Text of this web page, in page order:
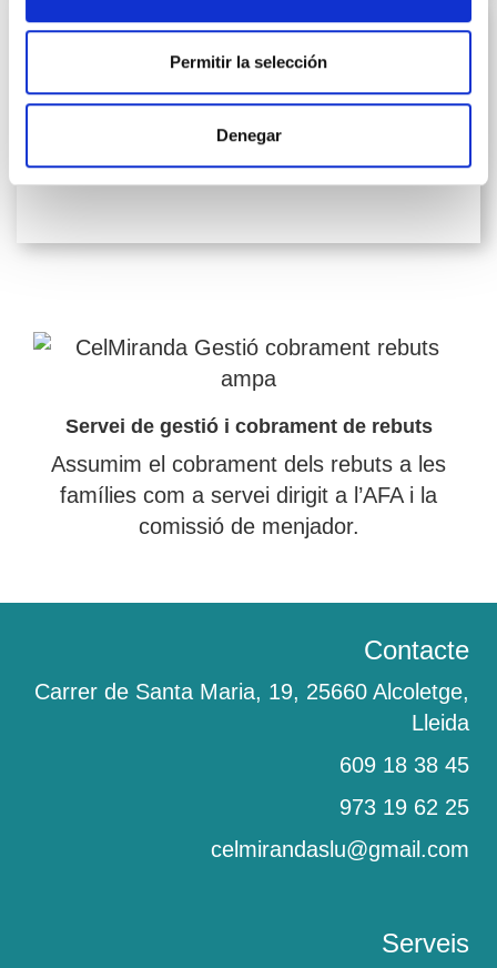
Permitir la selección
Denegar
Servei de gestió i cobrament de rebuts
Assumim el cobrament dels rebuts a les
famílies com a servei dirigit a l’AFA i la
comissió de menjador.
Contacte
Carrer de Santa Maria, 19, 25660 Alcoletge,
Lleida
609 18 38 45
‎973 19 62 25
celmirandaslu@gmail.com
Serveis